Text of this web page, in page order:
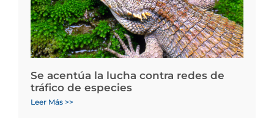
Se acentúa la lucha contra redes de
tráfico de especies
Leer Más >>